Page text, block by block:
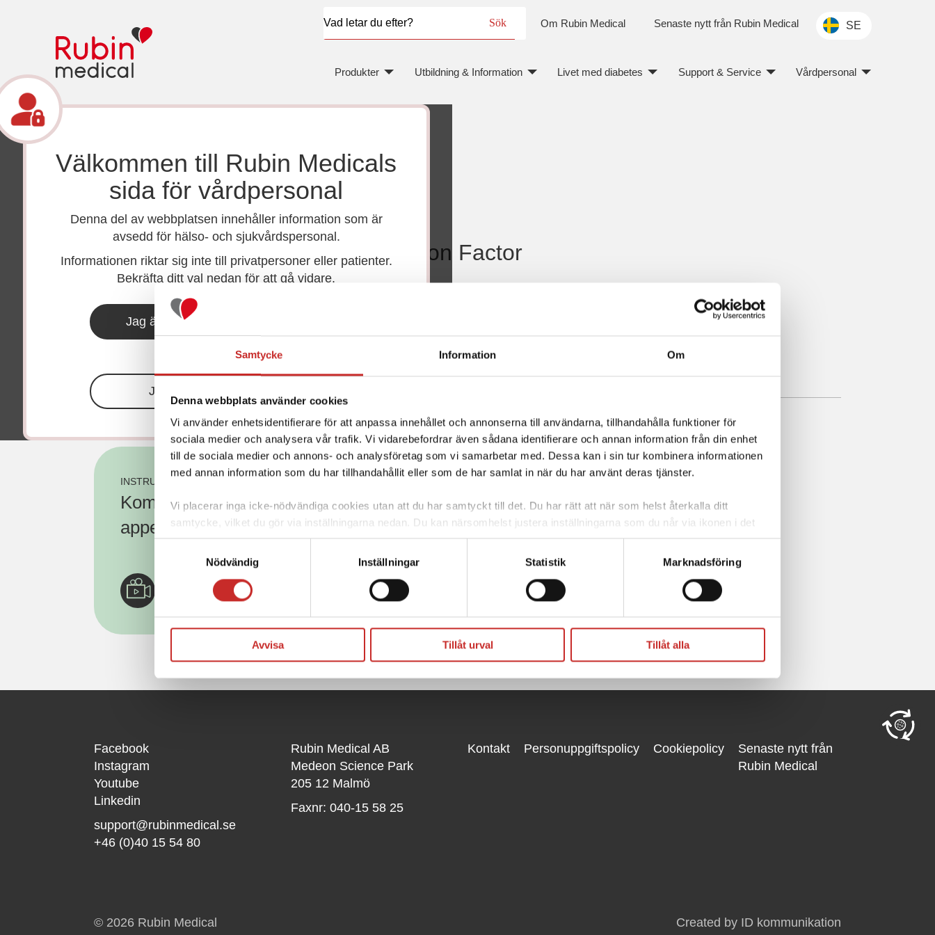
Samtycke Information Om
Denna webbplats använder cookies
Vi använder enhetsidentifierare för att anpassa innehållet och annonserna till användarna, tillhandahålla funktioner för
sociala medier och analysera vår trafik. Vi vidarebefordrar även sådana identifierare och annan information från din enhet
till de sociala medier och annons- och analysföretag som vi samarbetar med. Dessa kan i sin tur kombinera informationen
med annan information som du har tillhandahållit eller som de har samlat in när du har använt deras tjänster.
Vi placerar inga icke-nödvändiga cookies utan att du har samtyckt till det. Du har rätt att när som helst återkalla ditt
samtycke, vilket du gör via inställningarna nedan. Du kan närsomhelst justera inställningarna som du når via ikonen i det
nedre vänstra hörnet av din skärm. Väljer du att inte ge ditt samtycke kommer vi enbart placera cookies som är
nödvändiga för webbplatsens funktion. För mer information om cookies och vår personuppgiftshantering,
se
Nödvändig
Inställningar Statistik Marknadsföring
Avvisa Tillåt urval Tillåt alla
Sök Om Rubin Medical Senaste nytt från Rubin Medical SE
Produkter Utbildning & Information Livet med diabetes Support & Service Vårdpersonal
Välkommen till Rubin Medicals
sida för vårdpersonal
Denna del av webbplatsen innehåller information som är
avsedd för hälso- och sjukvårdspersonal.
Informationen riktar sig inte till privatpersoner eller patienter.
Bekräfta ditt val nedan för att gå vidare.
Jag är hälso- och sjukvårdspersonal
eller
Jag är privatperson / patient
Broschyr
2 pages
Improved Outcomes with Correction Factor
Ladda ner fil
Annan information
INSTRUKTIONSFILM -
Kom igång med Dexcom G7-
appen
Facebook
Instagram
Youtube
Linkedin
support@rubinmedical.se
+46 (0)40 15 54 80
Rubin Medical AB
Medeon Science Park
205 12 Malmö
Faxnr: 040-15 58 25
Kontakt Personuppgiftspolicy Cookiepolicy
Senaste nytt från
Rubin Medical
© 2026 Rubin Medical Created by ID kommunikation